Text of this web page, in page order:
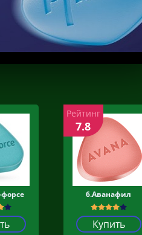
6.Аванафил
Купить
Рейтинг
7.8